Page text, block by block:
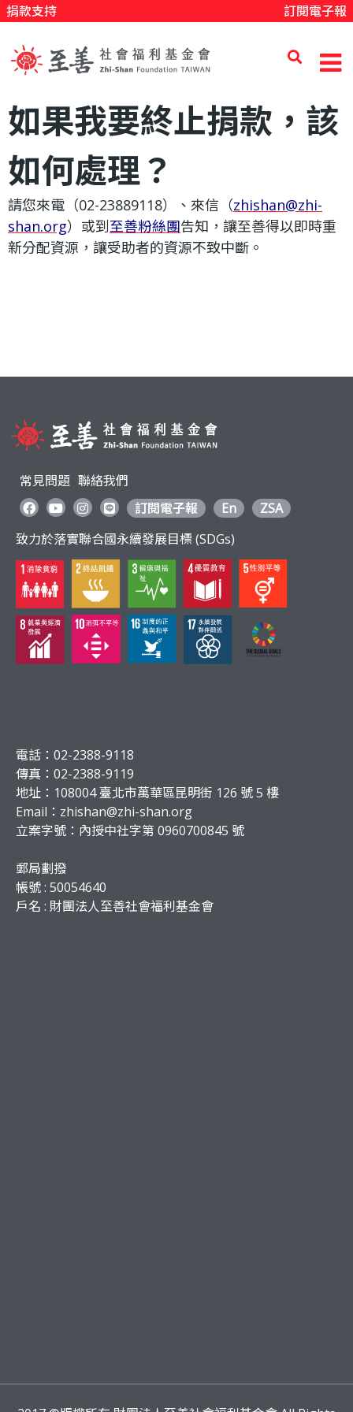
主
容
捐款支持 訂閱電子報
至
善
社
會
利
基
金
會
如果我要終止捐款，該
如何處理？
請您來電（02-23889118）、來信（zhishan@zhi-
shan.org）或到至善粉絲團告知，讓至善得以即時重
新分配資源，讓受助者的資源不致中斷。
常見問題 聯絡我們
訂閱電子報
En
ZSA
致力於落實聯合國永續發展目標 (SDGs)
電話：02-2388-9118
傳真：02-2388-9119
地址：108004 臺北市萬華區昆明街 126 號 5 樓
Email： zhishan@zhi-shan.org
立案字號：內授中社字第 0960700845 號
郵局劃撥
帳號 : 50054640
戶名 : 財團法人至善社會福利基金會